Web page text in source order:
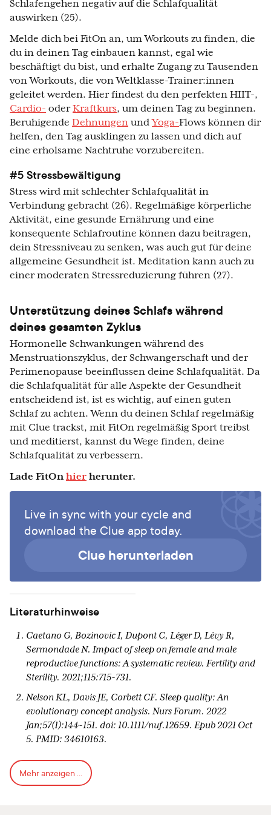
Schlafengehen negativ auf die Schlafqualität
auswirken (25).
Melde dich bei FitOn an, um Workouts zu finden, die
du in deinen Tag einbauen kannst, egal wie
beschäftigt du bist, und erhalte Zugang zu Tausenden
von Workouts, die von Weltklasse-Trainer:innen
geleitet werden. Hier findest du den perfekten HIIT-,
Cardio- oderKraftkurs, um deinen Tag zu beginnen.
Beruhigende Dehnungen undYoga-Flows können dir
helfen, den Tag ausklingen zu lassen und dich auf
eine erholsame Nachtruhe vorzubereiten.
#5 Stressbewältigung
Stress wird mit schlechter Schlafqualität in
Verbindung gebracht (26). Regelmäßige körperliche
Aktivität, eine gesunde Ernährung und eine
konsequente Schlafroutine können dazu beitragen,
dein Stressniveau zu senken, was auch gut für deine
allgemeine Gesundheit ist. Meditation kann auch zu
einer moderaten Stressreduzierung führen (27).
Unterstützung deines Schlafs während
deines gesamten Zyklus
Hormonelle Schwankungen während des
Menstruationszyklus, der Schwangerschaft und der
Perimenopause beeinflussen deine Schlafqualität. Da
die Schlafqualität für alle Aspekte der Gesundheit
entscheidend ist, ist es wichtig, auf einen guten
Schlaf zu achten. Wenn du deinen Schlaf regelmäßig
mit Clue trackst, mit FitOn regelmäßig Sport treibst
und meditierst, kannst du Wege finden, deine
Schlafqualität zu verbessern.
Lade FitOn hier herunter.
Live in sync with your cycle and
download the Clue app today.
Clue herunterladen
Literaturhinweise
Caetano G, Bozinovic I, Dupont C, Léger D, Lévy R,
Sermondade N. Impact of sleep on female and male
reproductive functions: A systematic review. Fertility and
Sterility. 2021;115:715-731.
Nelson KL, Davis JE, Corbett CF. Sleep quality: An
evolutionary concept analysis. Nurs Forum. 2022
Jan;57(1):144-151. doi: 10.1111/nuf.12659. Epub 2021 Oct
5. PMID: 34610163.
Lateef OM, Akintubosun MO. Sleep and reproductive
health. Journal of Circadian Rhythms 2020;18.
Mehr anzeigen ...